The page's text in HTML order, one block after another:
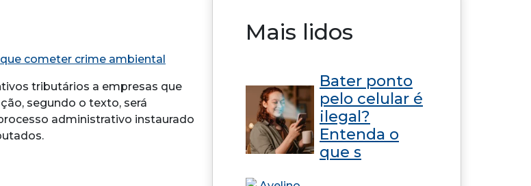
cometer crime ambiental
tributários a empresas que
segundo o texto, será
administrativo instaurado
Mais lidos
Bater ponto
pelo celular é
ilegal?
Entenda o
que s